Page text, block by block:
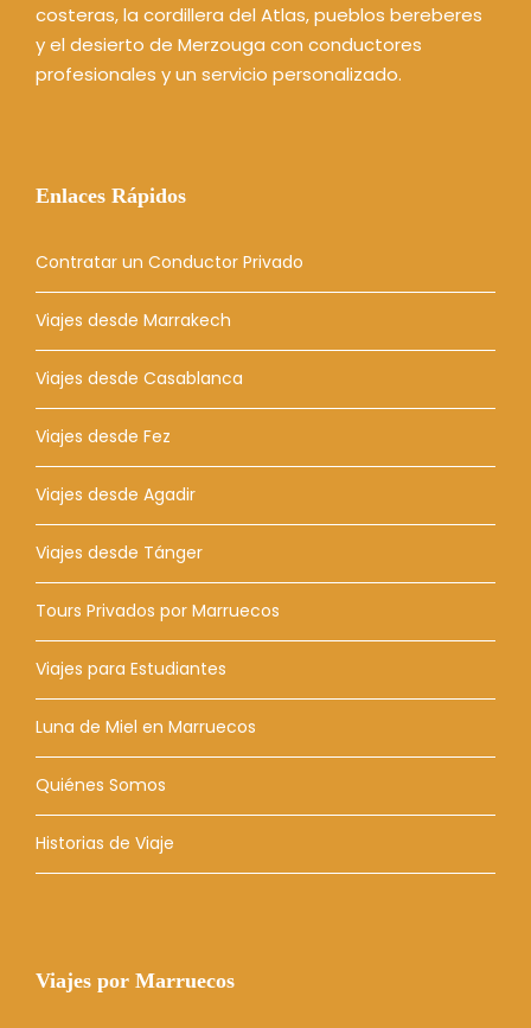
costeras, la cordillera del Atlas, pueblos bereberes
y el desierto de Merzouga con conductores
profesionales y un servicio personalizado.
Enlaces Rápidos
Contratar un Conductor Privado
Viajes desde Marrakech
Viajes desde Casablanca
Viajes desde Fez
Viajes desde Agadir
Viajes desde Tánger
Tours Privados por Marruecos
Viajes para Estudiantes
Luna de Miel en Marruecos
Quiénes Somos
Historias de Viaje
Viajes por Marruecos